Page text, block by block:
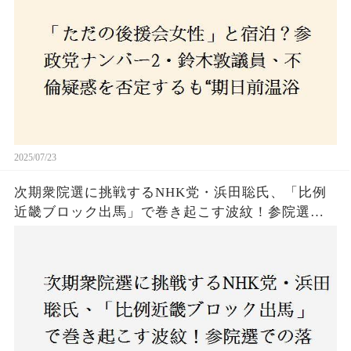
2025/07/23
次期衆院選に挑戦するNHK党・浜田聡氏、「比例
近畿ブロック出馬」で巻き起こす波紋！参院選で